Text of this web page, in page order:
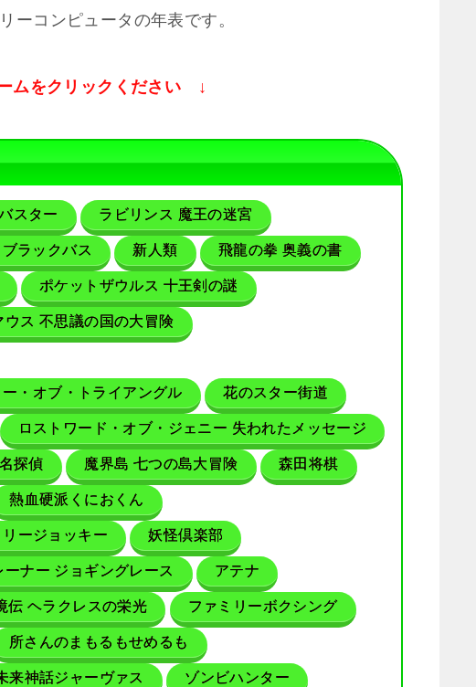
ーコンピュータの年表です。
ムをクリックください ↓
スター ラビリンス 魔王の迷宮
ラックバス 新人類 飛龍の拳 奥義の書
ポケットザウルス 十王剣の謎
ウス 不思議の国の大冒険
・オブ・トライアングル 花のスター街道
ロストワード・オブ・ジェニー 失われたメッセージ
探偵 魔界島 七つの島大冒険 森田将棋
熱血硬派くにおくん
ージョッキー 妖怪倶楽部
ーナー ジョギングレース アテナ
伝 ヘラクレスの栄光 ファミリーボクシング
所さんのまもるもせめるも
来神話ジャーヴァス ゾンビハンター